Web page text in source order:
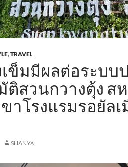
,TRAVEL
เข็มมีผลต่อระบบ
ติสวนกวางตุ้ง ส
าโรงแรมรอยัลเ
SHANYA